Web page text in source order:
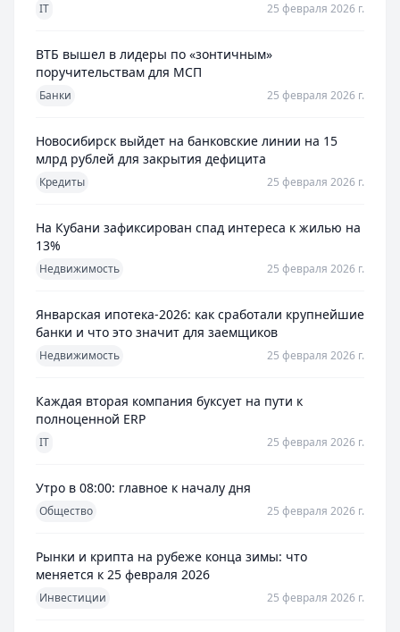
IT 25 февраля 2026 г.
ВТБ вышел в лидеры по «зонтичным»
поручительствам для МСП
Банки 25 февраля 2026 г.
Новосибирск выйдет на банковские линии на 15
млрд рублей для закрытия дефицита
Кредиты 25 февраля 2026 г.
На Кубани зафиксирован спад интереса к жилью на
13%
Недвижимость 25 февраля 2026 г.
Январская ипотека-2026: как сработали крупнейшие
банки и что это значит для заемщиков
Недвижимость 25 февраля 2026 г.
Каждая вторая компания буксует на пути к
полноценной ERP
IT 25 февраля 2026 г.
Утро в 08:00: главное к началу дня
Общество 25 февраля 2026 г.
Рынки и крипта на рубеже конца зимы: что
меняется к 25 февраля 2026
Инвестиции 25 февраля 2026 г.